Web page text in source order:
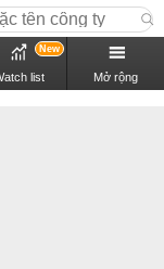
list
New
Mở rộng